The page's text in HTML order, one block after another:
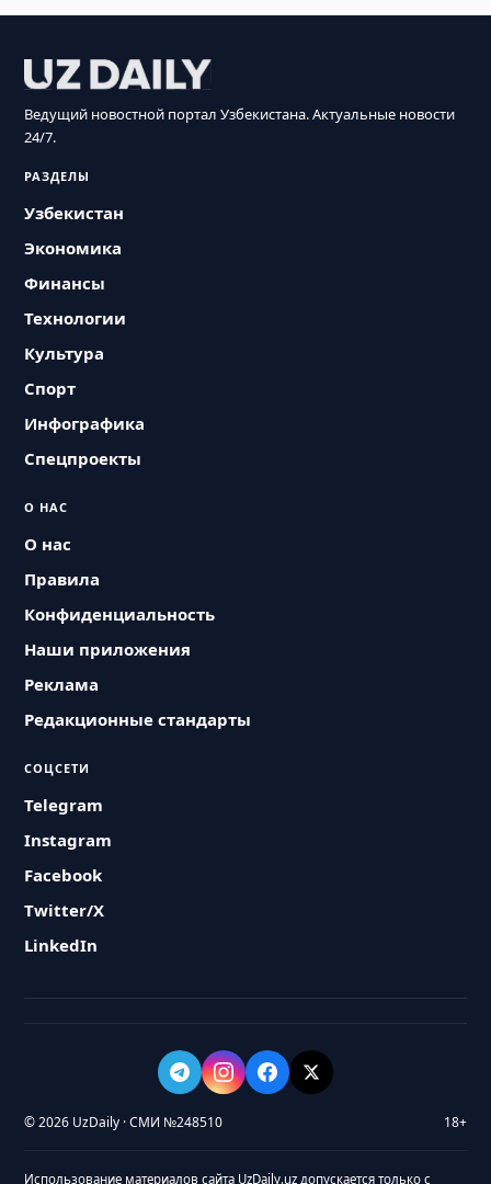
Ведущий новостной портал Узбекистана. Актуальные новости
24/7.
РАЗДЕЛЫ
Узбекистан
Экономика
Финансы
Технологии
Культура
Спорт
Инфографика
Спецпроекты
О НАС
О нас
Правила
Конфиденциальность
Наши приложения
Реклама
Редакционные стандарты
СОЦСЕТИ
Telegram
Instagram
Facebook
Twitter/X
LinkedIn
© 2026 UzDaily · СМИ №248510 18+
Использование материалов сайта UzDaily.uz допускается только с